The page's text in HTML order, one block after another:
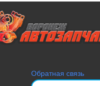
Обратная связь